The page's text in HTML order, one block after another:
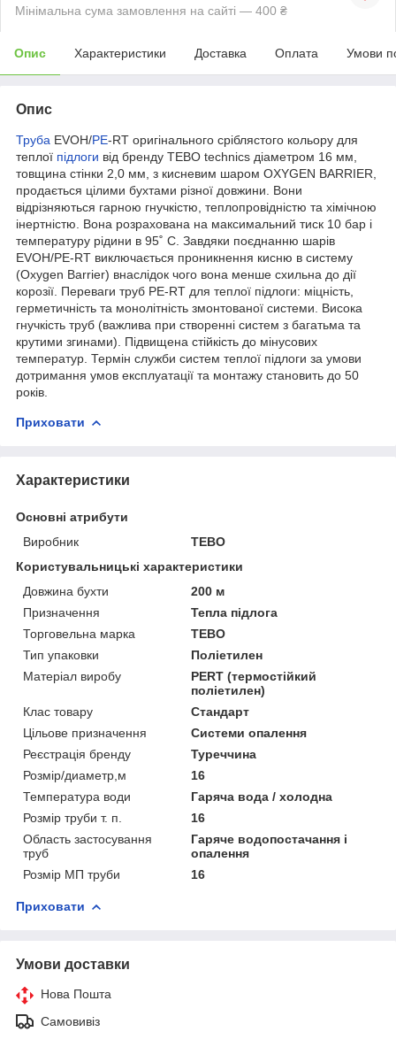
Мінімальна сума замовлення на сайті — 400 ₴
Опис Характеристики Доставка Оплата Умови
Опис
Труба EVOH/PE-RT оригінального сріблястого кольору для
теплої підлоги від бренду TEBO technics діаметром 16 мм,
товщина стінки 2,0 мм, з кисневим шаром OXYGEN BARRIER,
продається цілими бухтами різної довжини. Вони
відрізняються гарною гнучкістю, теплопровідністю та хімічною
інертністю. Вона розрахована на максимальний тиск 10 бар і
температуру рідини в 95˚ С. Завдяки поєднанню шарів
ЕVOH/PE-RT виключається проникнення кисню в систему
(Oxygen Barrier) внаслідок чого вона менше схильна до дії
корозії. Переваги труб PE-RT для теплої підлоги: міцність,
герметичність та монолітність змонтованої системи. Висока
гнучкість труб (важлива при створенні систем з багатьма та
крутими згинами). Підвищена стійкість до мінусових
температур. Термін служби систем теплої підлоги за умови
дотримання умов експлуатації та монтажу становить до 50
років.
Приховати
Характеристики
Основні атрибути
Виробник
ТЕВО
Користувальницькі характеристики
Довжина бухти
200 м
Призначення
Тепла підлога
Торговельна марка
TEBO
Тип упаковки
Поліетилен
Матеріал виробу
PERT (термостійкий
поліетилен)
Клас товару
Стандарт
Цільове призначення
Системи опалення
Реєстрація бренду
Туреччина
Розмір/диаметр,м
16
Температура води
Гаряча вода / холодна
Розмір труби т. п.
16
Область застосування
труб
Гаряче водопостачання і
опалення
Розмір МП труби
16
Приховати
Умови доставки
Нова Пошта
Самовивіз